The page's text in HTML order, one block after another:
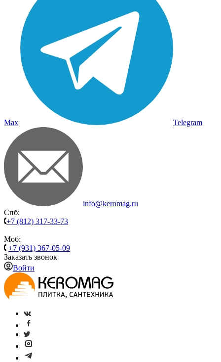
Max Telegram
info@keromag.ru
Спб:
+7 (812) 317-33-73
Моб:
+7 (931) 367-05-09
Заказать звонок
Войти